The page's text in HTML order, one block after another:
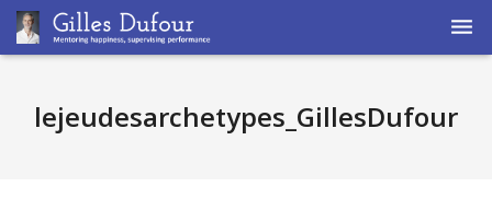
Coaching
lejeudesarchetypes_GillesDufour